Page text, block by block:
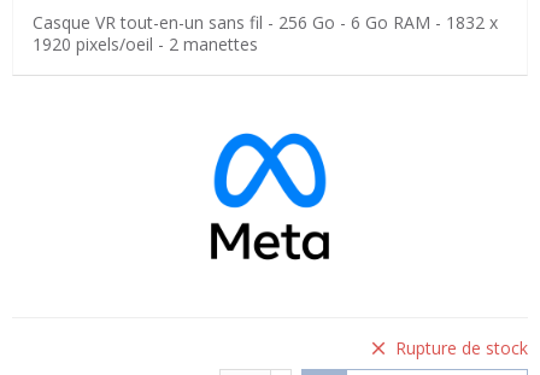
Casque VR tout-en-un sans fil - 256 Go - 6 Go RAM - 1832 x
1920 pixels/oeil - 2 manettes
Rupture de stock